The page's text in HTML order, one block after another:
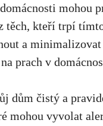
mohou
těch, kteří‍ trpí
a⁤
prach v
dům čistý a
mohou vyvolat